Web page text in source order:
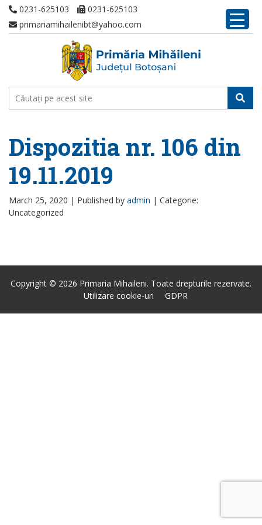
0231-625103
0231-625103
primariamihailenibt@yahoo.com
Dispozitia nr. 106 din
19.11.2019
March 25, 2020 | Published by admin | Categorie:
Uncategorized
Copyright © 2026 Primaria Mihaileni. Toate drepturile rezervate.
Utilizare cookie-uri
GDPR